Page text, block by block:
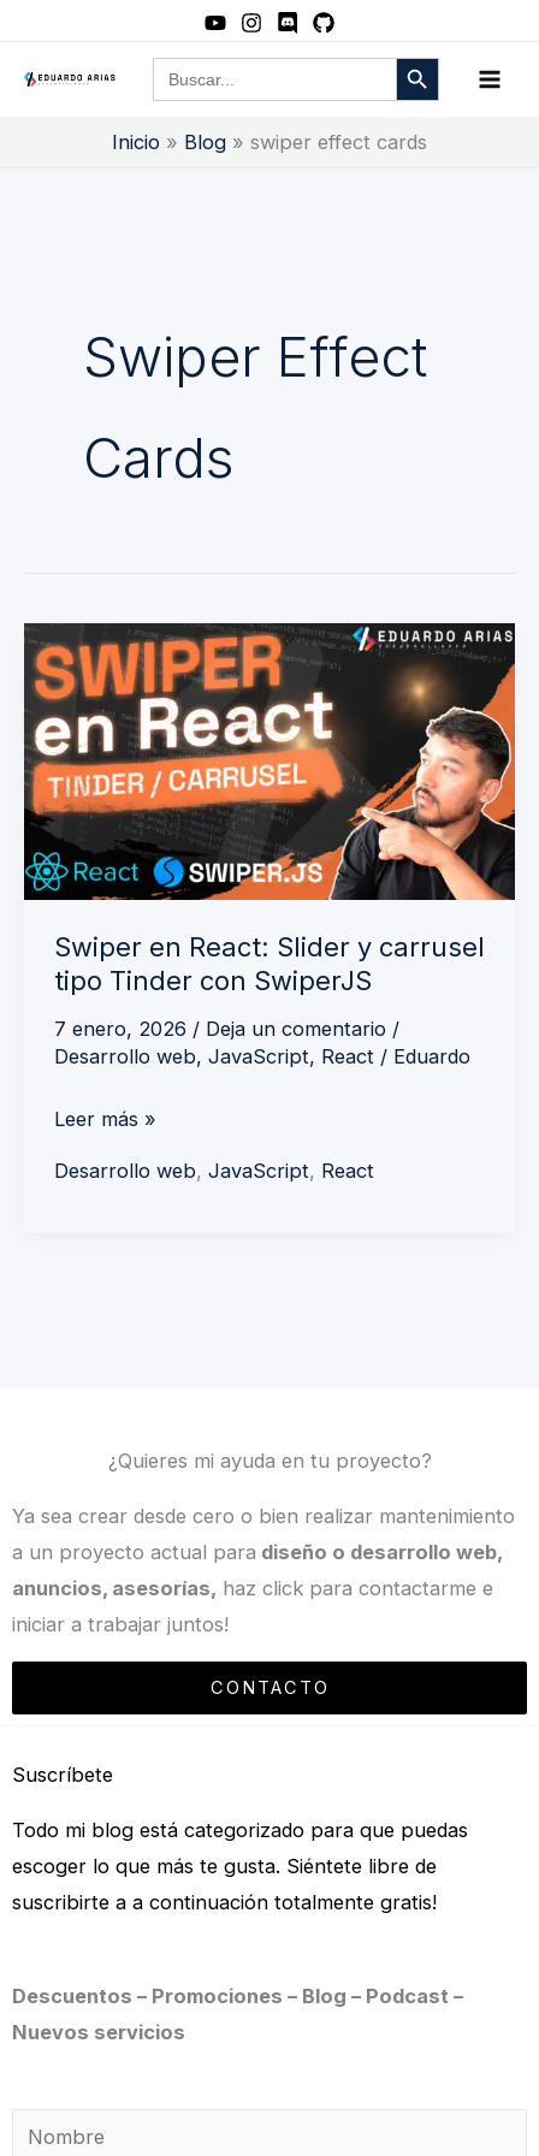
contenido
Buscar: Botón de búsqueda
Inicio Blog swiper effect cards
Swiper Effect
Cards
Swiper en React: Slider y carrusel
tipo Tinder con SwiperJS
7 enero, 2026 / Deja un comentario /
Desarrollo web, JavaScript, React / Eduardo
Swiper
en
React:
Slider
y
carrusel
tipo
Tinder
SwiperJS
Leer más »
Desarrollo web, JavaScript, React
¿Quieres mi ayuda en tu proyecto?
Ya sea crear desde cero o bien realizar mantenimiento
a un proyecto actual para diseño o desarrollo web,
anuncios, asesorías, haz click para contactarme e
iniciar a trabajar juntos!
CONTACTO
Suscríbete
Todo mi blog está categorizado para que puedas
escoger lo que más te gusta. Siéntete libre de
suscribirte a a continuación totalmente gratis!
Descuentos – Promociones – Blog – Podcast –
Nuevos servicios